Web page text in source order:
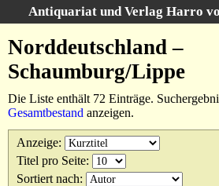
Antiquariat und Verlag Harro
Startseite
Suche
Suchergebnisse
Warenkorb
Verlag
Norddeutschland –
Schaumburg/Lippe
Die Liste enthält 72 Einträge.
Gesamtbestand anzeigen.
Anzeige:
Titel pro Seite:
Sortiert nach: